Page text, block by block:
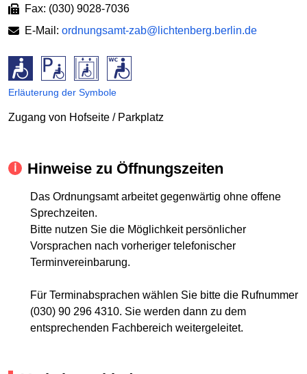
Fax: (030) 9028-7036
E-Mail: ordnungsamt-zab@lichtenberg.berlin.de
Erläuterung der Symbole
Zugang von Hofseite / Parkplatz
Hinweise zu Öffnungszeiten
Das Ordnungsamt arbeitet gegenwärtig ohne offene
Sprechzeiten.
Bitte nutzen Sie die Möglichkeit persönlicher
Vorsprachen nach vorheriger telefonischer
Terminvereinbarung.
Für Terminabsprachen wählen Sie bitte die Rufnummer
(030) 90 296 4310. Sie werden dann zu dem
entsprechenden Fachbereich weitergeleitet.